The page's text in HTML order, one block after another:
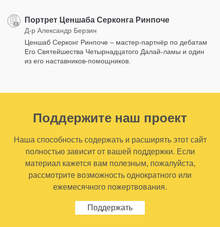
Портрет Ценшаба Серконга Ринпоче
Д-р Александр Берзин
Ценшаб Серконг Ринпоче – мастер-партнёр по дебатам
Его Святейшества Четырнадцатого Далай-ламы и один
из его наставников-помощников.
Поддержите наш проект
Наша способность содержать и расширять этот сайт
полностью зависит от вашей поддержки. Если
материал кажется вам полезным, пожалуйста,
рассмотрите возможность однократного или
ежемесячного пожертвования.
Поддержать